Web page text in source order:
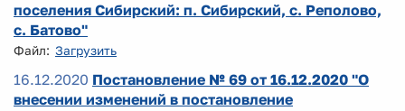
поселения Сибирский: п. Сибирский, с. Реполово,
с. Батово"
Файл: Загрузить
16.12.2020 Постановление № 69 от 16.12.2020 "О
внесении изменений в постановление